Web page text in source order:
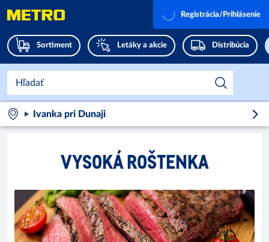
Sortiment Letáky a akcie Distribúcia
Registrácia/Prihlásenie
Ivanka pri Dunaji
VYSOKÁ ROŠTENKA